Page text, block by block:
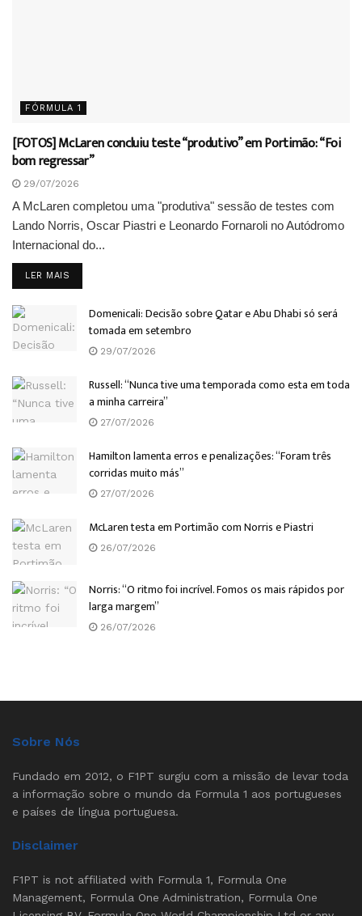
FÓRMULA 1
[FOTOS] McLaren concluiu teste “produtivo” em Portimão: “Foi
bom regressar”
29/07/2026
A McLaren completou uma "produtiva" sessão de testes com
Lando Norris, Oscar Piastri e Leonardo Fornaroli no Autódromo
Internacional do...
LER MAIS
Domenicali: Decisão sobre Qatar e Abu Dhabi só será
tomada em setembro
29/07/2026
Russell: “Nunca tive uma temporada como esta em toda
a minha carreira”
27/07/2026
Hamilton lamenta erros e penalizações: “Foram três
corridas muito más”
27/07/2026
McLaren testa em Portimão com Norris e Piastri
26/07/2026
Norris: “O ritmo foi incrível. Fomos os mais rápidos por
larga margem”
26/07/2026
Sobre Nós
Fundado em 2012, o F1PT surgiu com a missão de levar toda
a informação sobre o mundo da Formula 1 aos portugueses
e países de língua portuguesa.
Disclaimer
F1PT is not affiliated with Formula 1, Formula One
Management, Formula One Administration, Formula One